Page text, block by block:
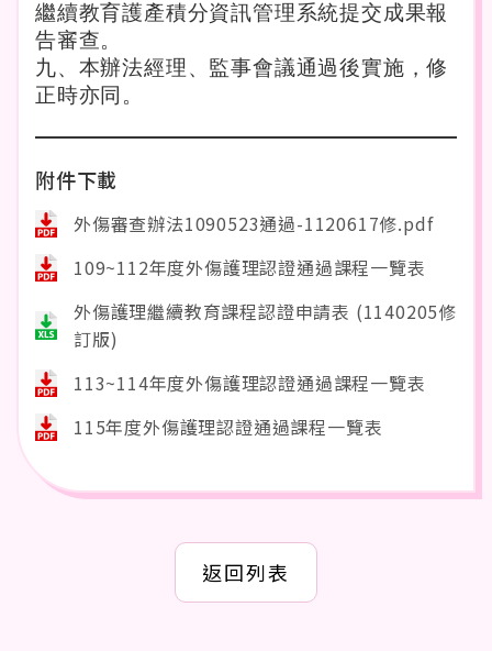
繼續教育護產積分資訊管理系統提交成果報
告審查。
九、本辦法經理、監事會議通過後實施，修
正時亦同。
附件下載
外傷審查辦法1090523通過-1120617修.pdf
109~112年度外傷護理認證通過課程一覽表
外傷護理繼續教育課程認證申請表 (1140205修
訂版)
113~114年度外傷護理認證通過課程一覽表
115年度外傷護理認證通過課程一覽表
返回列表